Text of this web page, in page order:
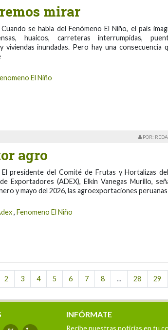
mirar
se habla del Fenómeno El Niño, el país
huaicos, carreteras interrumpidas,
viviendas inundadas. Pero hay una consecuencia
El Niño
POR:
agro
El presidente del Comité de Frutas y Hortalizas
Exportadores (ADEX), Elkin Vanegas Murillo,
y mayo del 2026, las agroexportaciones peruanas
, Fenomeno El Niño
2 3 4 5 6 7 8 ... 28 29
INFÓRMATE
Recibe nuestras noticias en tu